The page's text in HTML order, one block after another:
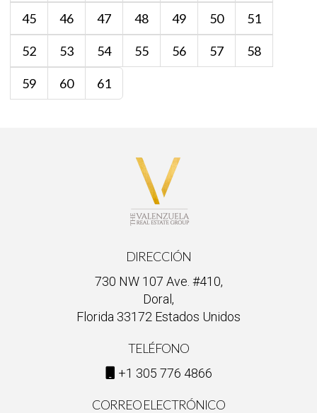
45 46 47 48 49 50 51
52 53 54 55 56 57 58
59 60 61
DIRECCIÓN
730 NW 107 Ave. #410,
Doral,
Florida 33172 Estados Unidos
TELÉFONO
+1 305 776 4866
CORREO ELECTRÓNICO